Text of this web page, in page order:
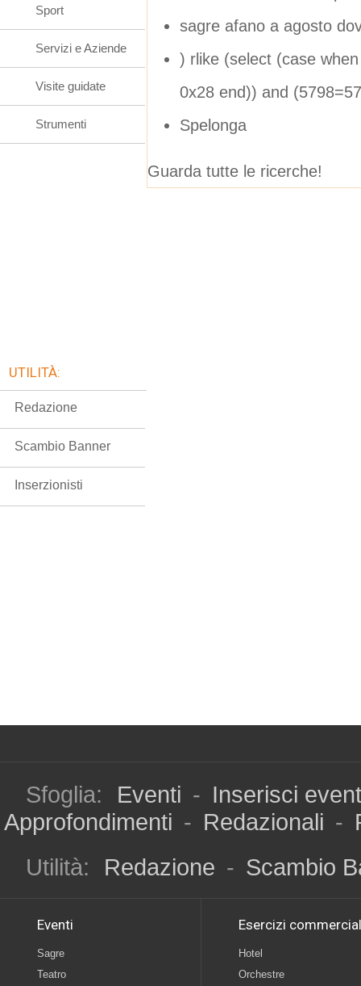
sagre afano a agosto
) rlike (select (case
0x28 end)) and
Spelonga
Guarda tutte le ricerche!
Sport
Servizi e Aziende
Visite guidate
Strumenti
UTILITÀ:
Redazione
Scambio Banner
Inserzionisti
Sfoglia: Eventi - Inserisci
Approfondimenti - Redazionali -
Utilità:
Redazione - Scambio
Eventi
Sagre
Teatro
Esercizi
Hotel
Orchestre